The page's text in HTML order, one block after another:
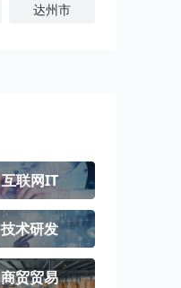
达州市
互联网IT
技术研发
商贸贸易